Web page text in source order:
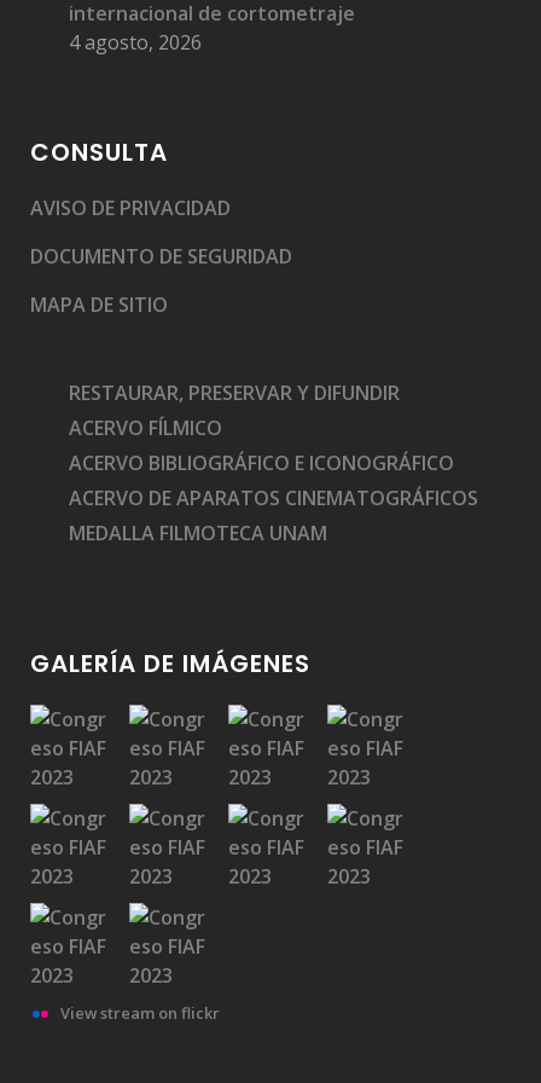
internacional de cortometraje
4 agosto, 2026
CONSULTA
AVISO DE PRIVACIDAD
DOCUMENTO DE SEGURIDAD
MAPA DE SITIO
RESTAURAR, PRESERVAR Y DIFUNDIR
ACERVO FÍLMICO
ACERVO BIBLIOGRÁFICO E ICONOGRÁFICO
ACERVO DE APARATOS CINEMATOGRÁFICOS
MEDALLA FILMOTECA UNAM
GALERÍA DE IMÁGENES
View stream on flickr